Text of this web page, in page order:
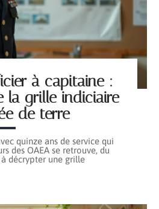
à capitaine :
la grille indiciaire
de terre
quinze ans de service qui
des OAEA se retrouve, du
décrypter une grille